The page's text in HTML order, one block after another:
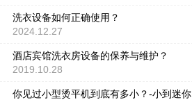
洗衣设备如何正确使用？
2024.12.27
酒店宾馆洗衣房设备的保养与维护？
2019.10.28
你见过小型烫平机到底有多小？-小到迷你